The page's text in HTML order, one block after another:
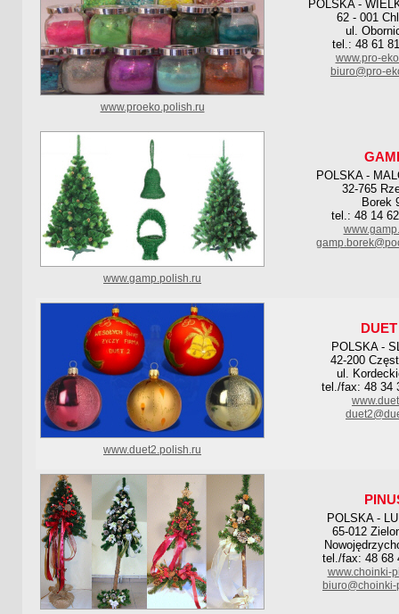
POLSKA -
62 - 001
ul.
tel.: 48 61
www.pro-
biuro@pro-
www.proeko.polish.ru
POLSKA -
32-765
Borek
tel.: 48 14
www.gamp.polish.ru
POLSKA -
42-200
ul.
tel./fax: 48 34
www.duet2.polish.ru
POLSKA -
65-012
tel./fax: 48 68
www.choinki-